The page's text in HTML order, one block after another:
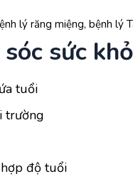
Siêu âm nhiều có ảnh
lý răng miệng, bệnh lý
sức
tuổi
trường
độ tuổi